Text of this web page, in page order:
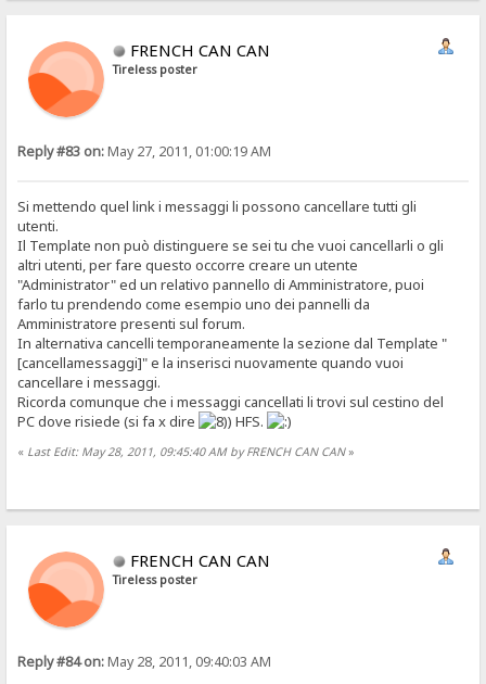
FRENCH CAN CAN
Tireless poster
Reply #83 on:May 27, 2011, 01:00:19 AM
Si mettendo quel link i messaggi li possono cancellare tutti gli
utenti.
Il Template non può distinguere se sei tu che vuoi cancellarli o gli
altri utenti, per fare questo occorre creare un utente
"Administrator" ed un relativo pannello di Amministratore, puoi
farlo tu prendendo come esempio uno dei pannelli da
Amministratore presenti sul forum.
In alternativa cancelli temporaneamente la sezione dal Template "
[cancellamessaggi]" e la inserisci nuovamente quando vuoi
cancellare i messaggi.
Ricorda comunque che i messaggi cancellati li trovi sul cestino del
PC dove risiede (si fa x dire
) HFS.
« Last Edit: May 28, 2011, 09:45:40 AM by FRENCH CAN CAN»
FRENCH CAN CAN
Tireless poster
Reply #84 on:May 28, 2011, 09:40:03 AM